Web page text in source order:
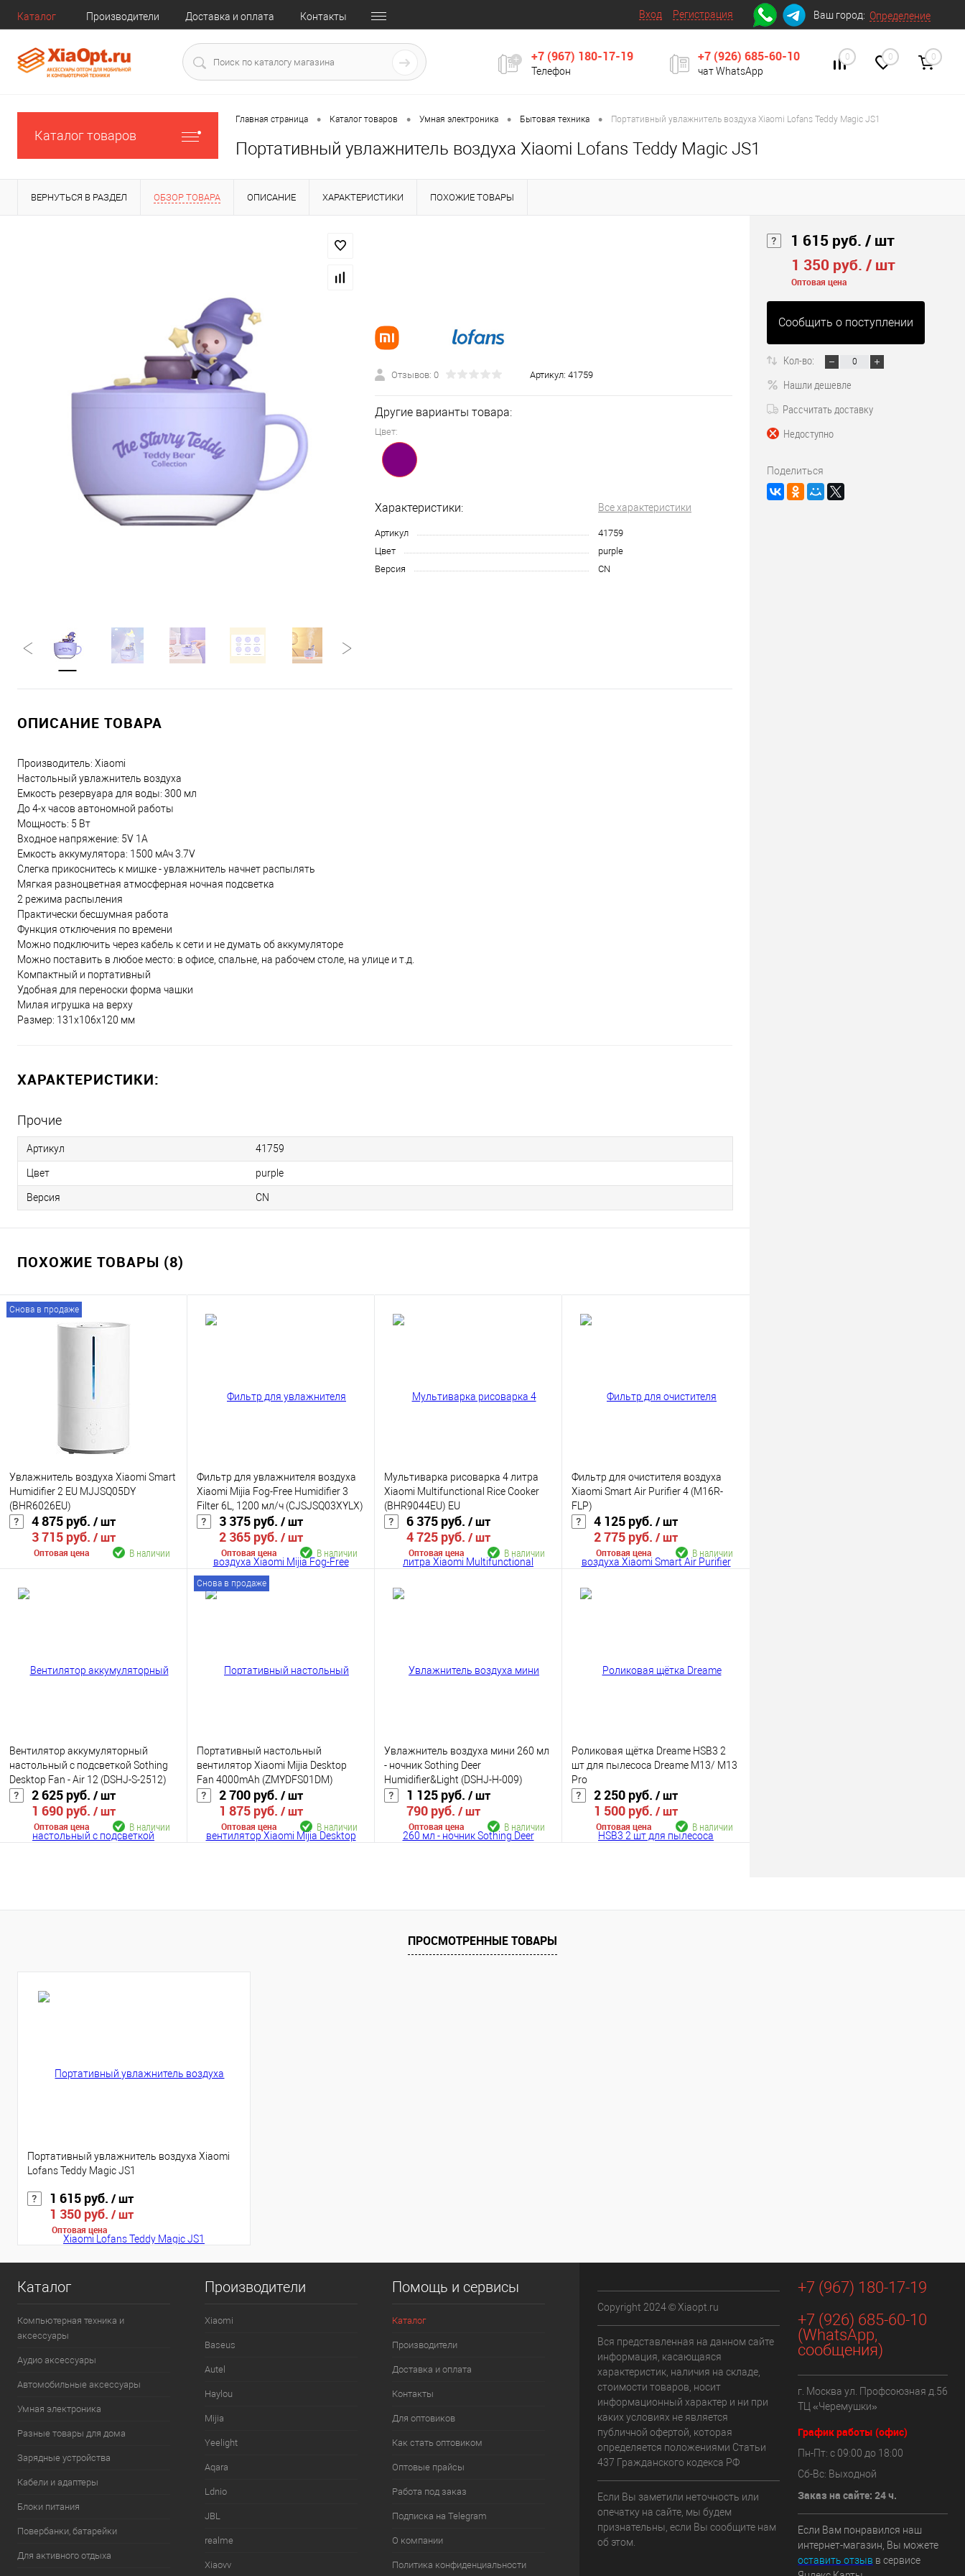
Каталог Производители Доставка и оплата Контакты Вход Регистрация Ваш город: Определение
+7 (967) 180-17-19
Телефон
+7 (926) 685-60-10
чат WhatsApp
0 0 0
Каталог товаров
Главная страница • Каталог товаров • Умная электроника • Бытовая техника • Портативный увлажнитель воздуха Xiaomi Lofans Teddy Magic JS1
Портативный увлажнитель воздуха Xiaomi Lofans Teddy Magic JS1
ВЕРНУТЬСЯ В РАЗДЕЛ ОБЗОР ТОВАРА ОПИСАНИЕ ХАРАКТЕРИСТИКИ ПОХОЖИЕ ТОВАРЫ
Отзывов: 0 Артикул: 41759
Другие варианты товара:
Цвет:
Характеристики: Все характеристики
Артикул
41759
Цвет
purple
Версия
CN
ОПИСАНИЕ ТОВАРА
Производитель: Xiaomi
Настольный увлажнитель воздуха
Емкость резервуара для воды: 300 мл
До 4-х часов автономной работы
Мощность: 5 Вт
Входное напряжение: 5V 1A
Емкость аккумулятора: 1500 мАч 3.7V
Слегка прикоснитесь к мишке - увлажнитель начнет распылять
Мягкая разноцветная атмосферная ночная подсветка
2 режима распыления
Практически бесшумная работа
Функция отключения по времени
Можно подключить через кабель к сети и не думать об аккумуляторе
Можно поставить в любое место: в офисе, спальне, на рабочем столе, на улице и т.д.
Компактный и портативный
Удобная для переноски форма чашки
Милая игрушка на верху
Размер: 131х106х120 мм
ХАРАКТЕРИСТИКИ:
Прочие
Артикул 41759
Цвет purple
Версия CN
ПОХОЖИЕ ТОВАРЫ (8)
Снова в продаже
Увлажнитель воздуха Xiaomi Smart
Humidifier 2 EU MJJSQ05DY
(BHR6026EU)
4 875 руб. / шт
3 715 руб. / шт
Оптовая цена В наличии
Цвет
Фильтр для увлажнителя воздуха
Xiaomi Mijia Fog-Free Humidifier 3
Filter 6L, 1200 мл/ч (CJSJSQ03XYLX)
3 375 руб. / шт
2 365 руб. / шт
Оптовая цена В наличии
В корзину
Мультиварка рисоварка 4 литра
Xiaomi Multifunctional Rice Cooker
(BHR9044EU) EU
6 375 руб. / шт
4 725 руб. / шт
Оптовая цена В наличии
Фильтр для очистителя воздуха
Xiaomi Smart Air Purifier 4 (M16R-
FLP)
4 125 руб. / шт
2 775 руб. / шт
Оптовая цена В наличии
Вентилятор аккумуляторный
настольный с подсветкой Sothing
Desktop Fan - Air 12 (DSHJ-S-2512)
2 625 руб. / шт
1 690 руб. / шт
Оптовая цена В наличии
Снова в продаже
Портативный настольный
вентилятор Xiaomi Mijia Desktop
Fan 4000mAh (ZMYDFS01DM)
2 700 руб. / шт
1 875 руб. / шт
Оптовая цена В наличии
Увлажнитель воздуха мини 260 мл
- ночник Sothing Deer
Humidifier&Light (DSHJ-H-009)
1 125 руб. / шт
790 руб. / шт
Оптовая цена В наличии
Роликовая щётка Dreame HSB3 2
шт для пылесоса Dreame M13/ M13
Pro
2 250 руб. / шт
1 500 руб. / шт
Оптовая цена В наличии
1 615 руб. / шт
1 350 руб. / шт
Оптовая цена
Сообщить о поступлении
Кол-во:
Нашли дешевле
Рассчитать доставку
Недоступно
Поделиться
ПРОСМОТРЕННЫЕ ТОВАРЫ
Портативный увлажнитель воздуха Xiaomi
Lofans Teddy Magic JS1
1 615 руб. / шт
1 350 руб. / шт
Оптовая цена
Каталог
Компьютерная техника и
аксессуары
Аудио аксессуары
Автомобильные аксессуары
Умная электроника
Разные товары для дома
Зарядные устройства
Кабели и адаптеры
Блоки питания
Повербанки, батарейки
Для активного отдыха
Производители
Xiaomi
Baseus
Autel
Haylou
Mijia
Yeelight
Aqara
Ldnio
JBL
realme
Xiaovv
Помощь и сервисы
Каталог
Производители
Доставка и оплата
Контакты
Для оптовиков
Как стать оптовиком
Оптовые прайсы
Работа под заказ
Подписка на Telegram
О компании
Политика конфиденциальности
Copyright 2024 © Xiaopt.ru
Вся представленная на данном сайте
информация, касающаяся
характеристик, наличия на складе,
стоимости товаров, носит
информационный характер и ни при
каких условиях не является
публичной офертой, которая
определяется положениями Статьи
437 Гражданского кодекса РФ
Если Вы заметили неточность или
опечатку на сайте, мы будем
признательны, если Вы сообщите нам
об этом.
+7 (967) 180-17-19
+7 (926) 685-60-10
(WhatsApp,
сообщения)
г. Москва ул. Профсоюзная д.56
ТЦ «Черемушки»
График работы (офис)
Пн-Пт: с 09:00 до 18:00
Сб-Вс: Выходной
Заказ на сайте: 24 ч.
Если Вам понравился наш
интернет-магазин, Вы можете
оставить отзыв в сервисе